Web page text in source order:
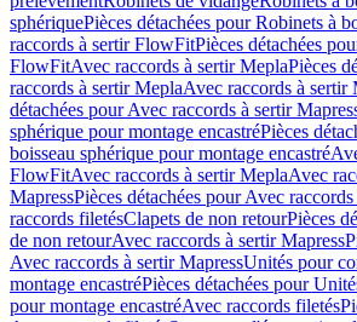
sphériquePièces détachées pour Robinets à
raccords à sertir FlowFitPièces détachées
FlowFitAvec raccords à sertir MeplaPièces
raccords à sertir MeplaAvec raccords à sertir
détachées pour Avec raccords à sertir
sphérique pour montage encastréPièces
boisseau sphérique pour montage encastré
FlowFitAvec raccords à sertir MeplaAvec
MapressPièces détachées pour Avec
raccords filetésClapets de non retourPièces
de non retourAvec raccords à sertir Mapress
Avec raccords à sertir MapressUnités pour
montage encastréPièces détachées pour
pour montage encastréAvec raccords filetés